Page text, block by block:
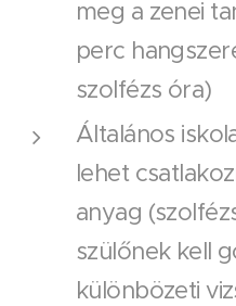
meg a zenei
perc
szolfézs óra)
Általános
lehet
anyag
szülőnek kell
különbözeti